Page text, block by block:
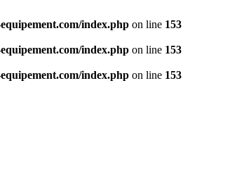
equipement.com/index.php on line 153
equipement.com/index.php on line 153
equipement.com/index.php on line 153